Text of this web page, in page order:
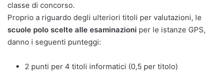
classe di concorso.
Proprio a riguardo degli ulteriori titoli per valutazioni, le
scuole polo scelte alle esaminazioni per le istanze GPS,
danno i seguenti punteggi:
2 punti per 4 titoli informatici (0,5 per titolo)